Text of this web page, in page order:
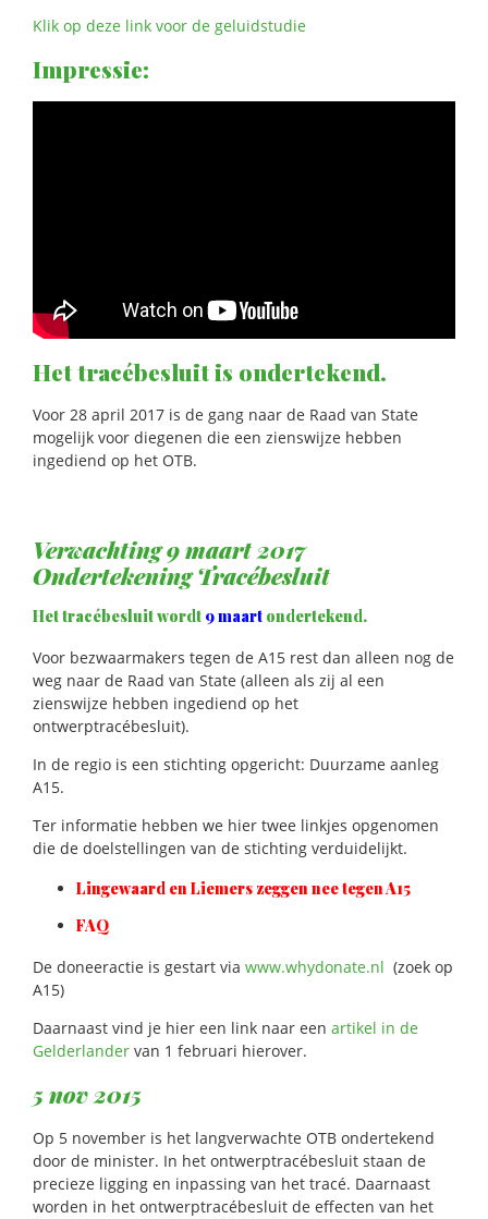
Klik op deze link voor de geluidstudie
Impressie:
Het tracébesluit is ondertekend.
Voor 28 april 2017 is de gang naar de Raad van State
mogelijk voor diegenen die een zienswijze hebben
ingediend op het OTB.
Verwachting 9 maart 2017
Ondertekening Tracébesluit
Het tracébesluit wordt 9 maart ondertekend.
Voor bezwaarmakers tegen de A15 rest dan alleen nog de
weg naar de Raad van State (alleen als zij al een
zienswijze hebben ingediend op het
ontwerptracébesluit).
In de regio is een stichting opgericht: Duurzame aanleg
A15.
Ter informatie hebben we hier twee linkjes opgenomen
die de doelstellingen van de stichting verduidelijkt.
Lingewaard en Liemers zeggen nee tegen A15
FAQ
De doneeractie is gestart via www.whydonate.nl (zoek op
A15)
Daarnaast vind je hier een link naar een artikel in de
Gelderlander van 1 februari hierover.
5 nov 2015
Op 5 november is het langverwachte OTB ondertekend
door de minister. In het ontwerptracébesluit staan de
precieze ligging en inpassing van het tracé. Daarnaast
worden in het ontwerptracébesluit de effecten van het